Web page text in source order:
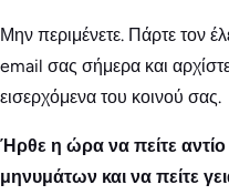
Μην περιμένετε. Πάρτε τον
email σας σήμερα και
εισερχόμενα του κοινού σας.
Ήρθε η ώρα να πείτε
μηνυμάτων και να πείτε